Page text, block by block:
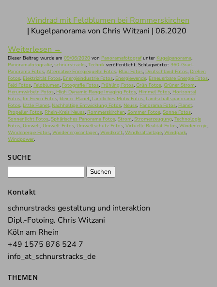
Windrad mit Feldblumen bei Rommerskirchen
| Kugelpanorama von Chris Witzani | 06.2020
Weiterlesen →
Dieser Beitrag wurde am 09/06/2020 von Panoramafotografunter Kugelpanorama,
Panoramafotografie, schnurstracks, Technik veröffentlicht. Schlagwörter: 360-Grad-
Panorama Fotos, Alternative Energiequelle Fotos, Blau Fotos, Deutschland Fotos, Drehen
Fotos, Elektrizität Fotos, Energieindustrie Fotos, Energiewende, Erneuerbare Energie Fotos,
Feld Fotos, Feldblumen, Fotografie Fotos, Frühling Fotos, Grün Fotos, Grüner Strom,
Herumwirbeln Fotos, High Dynamic Range Imaging Fotos, Himmel Fotos, Horizontal
Fotos, Im Freien Fotos, kleiner Planet, Ländliches Motiv Fotos, Landschaftspanorama
Fotos, Little Planet, Nachhaltige Entwicklung Fotos, Neuss, Panorama Fotos, Planet,
Propeller Fotos, Rhein-Kreis Neuss, Rommerskirchen, Sommer Fotos, Sonne Fotos,
Sonnenlicht Fotos, Sphärisches Panorama Fotos, Strom, Stromerzeugung, Technologie
Fotos, Umwelt, Umwelt Fotos, Umweltschutz Fotos, Virtuelle Realität Fotos, Windenergie,
Windenergie Fotos, Windenergieanlagen, Windkraft, Windkraftanlage, Windpark,
Windpower.
SUCHE
Kontakt
schnurstracks gestaltung und interaktion
Dipl.-Fotoing. Chris Witzani
Köln am Rhein
+49 1575 876 524 7
info_at_schnurstracks_de
THEMEN